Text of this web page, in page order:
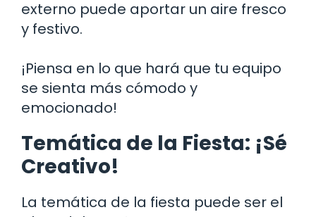
externo puede aportar un aire fresco
y festivo.
¡Piensa en lo que hará que tu equipo
se sienta más cómodo y
emocionado!
Temática de la Fiesta: ¡Sé
Creativo!
La temática de la fiesta puede ser el